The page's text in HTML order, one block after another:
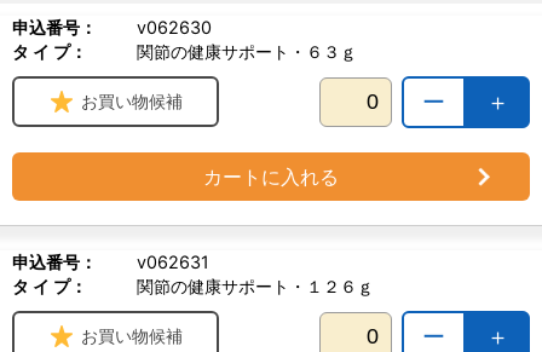
申込番号：
v062630
タ イ プ：
関節の健康サポート・６３ｇ
＋
ー
お買い物候補
カートに入れる
申込番号：
v062631
タ イ プ：
関節の健康サポート・１２６ｇ
＋
ー
お買い物候補